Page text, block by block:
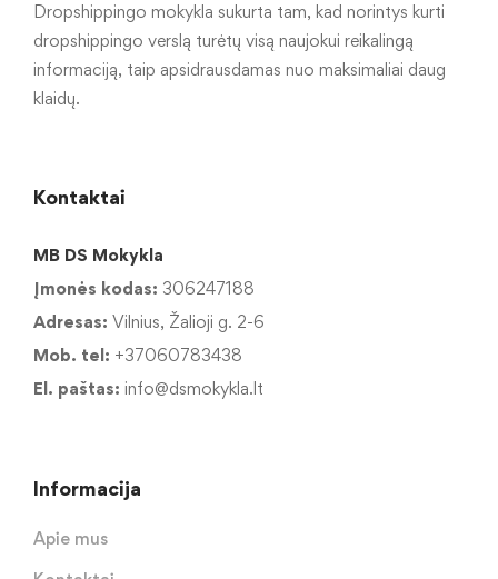
Dropshippingo mokykla sukurta tam, kad norintys kurti
dropshippingo verslą turėtų visą naujokui reikalingą
informaciją, taip apsidrausdamas nuo maksimaliai daug
klaidų.
Kontaktai
MB DS Mokykla
Įmonės kodas: 306247188
Adresas: Vilnius, Žalioji g. 2-6
Mob. tel: +37060783438
El. paštas: info@dsmokykla.lt
Informacija
Apie mus